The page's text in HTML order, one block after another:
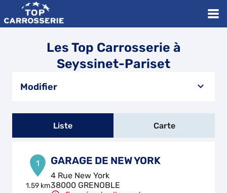
Les Top Carrosserie à
Seyssinet-Pariset
Modifier
Liste Carte
1
1.59 km
GARAGE DE NEW YORK
4 Rue New York
38000 GRENOBLE